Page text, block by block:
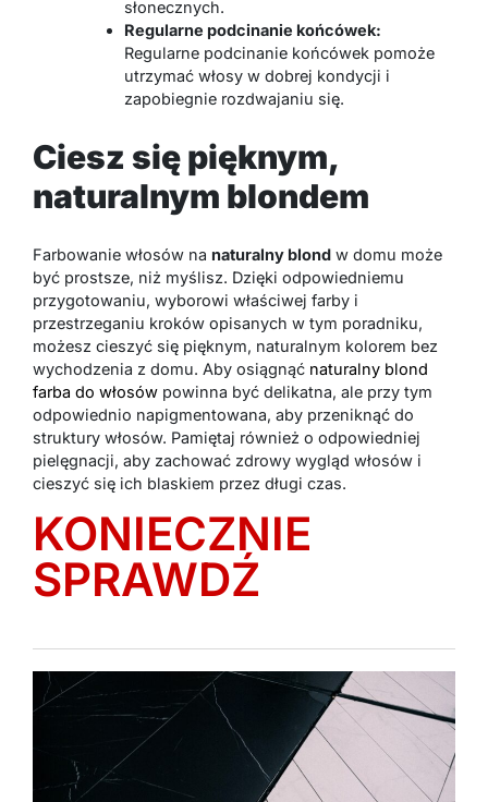
słonecznych.
Regularne podcinanie końcówek:
Regularne podcinanie końcówek pomoże
utrzymać włosy w dobrej kondycji i
zapobiegnie rozdwajaniu się.
Ciesz się pięknym,
naturalnym blondem
Farbowanie włosów na naturalny blond w domu może
być prostsze, niż myślisz. Dzięki odpowiedniemu
przygotowaniu, wyborowi właściwej farby i
przestrzeganiu kroków opisanych w tym poradniku,
możesz cieszyć się pięknym, naturalnym kolorem bez
wychodzenia z domu. Aby osiągnąć naturalny blond
farba do włosów powinna być delikatna, ale przy tym
odpowiednio napigmentowana, aby przeniknąć do
struktury włosów. Pamiętaj również o odpowiedniej
pielęgnacji, aby zachować zdrowy wygląd włosów i
cieszyć się ich blaskiem przez długi czas.
KONIECZNIE
SPRAWDŹ